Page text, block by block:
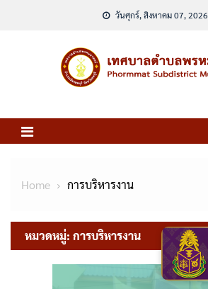
วันศุกร์, สิงหาคม 07, 2026
Home การบริหารงาน
หมวดหมู่: การบริหารงาน